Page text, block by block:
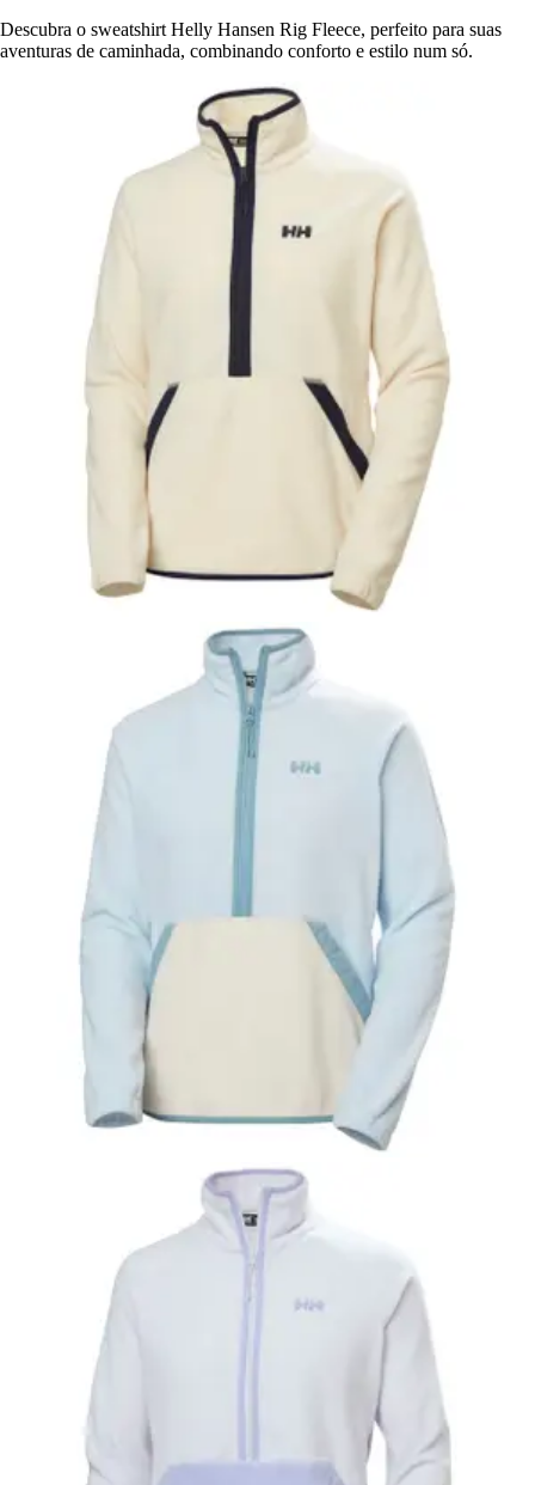
Descubra o sweatshirt Helly Hansen Rig Fleece, perfeito para suas
aventuras de caminhada, combinando conforto e estilo num só.